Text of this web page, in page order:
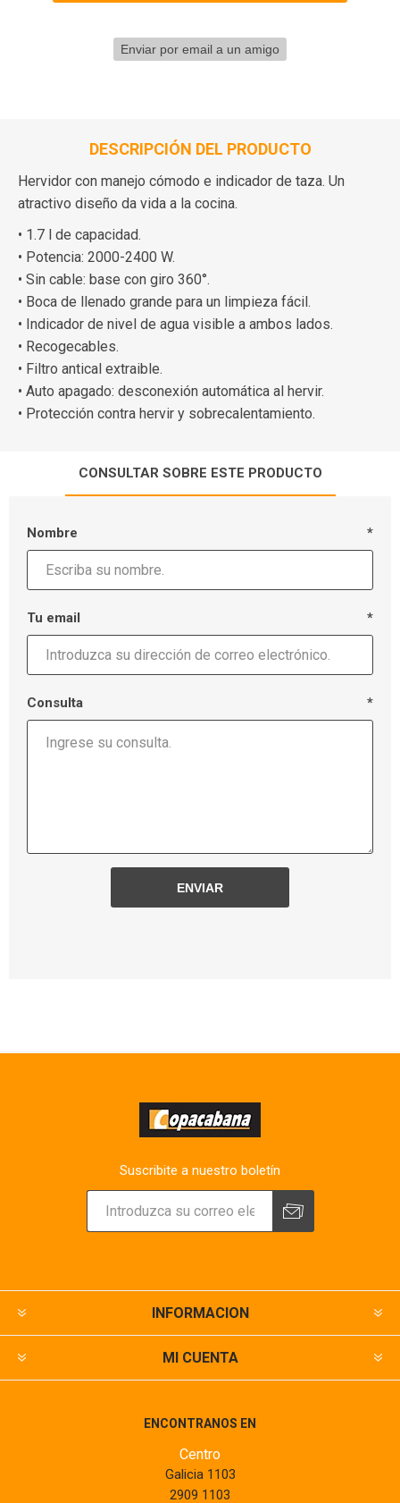
DESCRIPCIÓN DEL PRODUCTO
Hervidor con manejo cómodo e indicador de taza. Un
atractivo diseño da vida a la cocina.
• 1.7 l de capacidad.
• Potencia: 2000-2400 W.
• Sin cable: base con giro 360°.
• Boca de llenado grande para un limpieza fácil.
• Indicador de nivel de agua visible a ambos lados.
• Recogecables.
• Filtro antical extraible.
• Auto apagado: desconexión automática al hervir.
• Protección contra hervir y sobrecalentamiento.
CONSULTAR SOBRE ESTE PRODUCTO
Nombre *
Tu email *
Consulta *
Suscribite a nuestro boletín
INFORMACION
MI CUENTA
ENCONTRANOS EN
Centro
Galicia 1103
2909 1103